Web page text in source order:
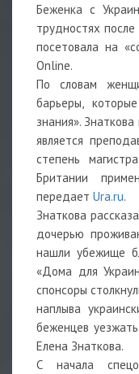
Беженка c
трудностях
посетовала на
Online.
По словам
барьеры,
знания».
является
степень
Британии
передает Ura.ru.
Знаткова
дочерью
нашли убежище
«Дома для
спонсоры
наплыва
беженцев
Елена Знаткова.
С начала